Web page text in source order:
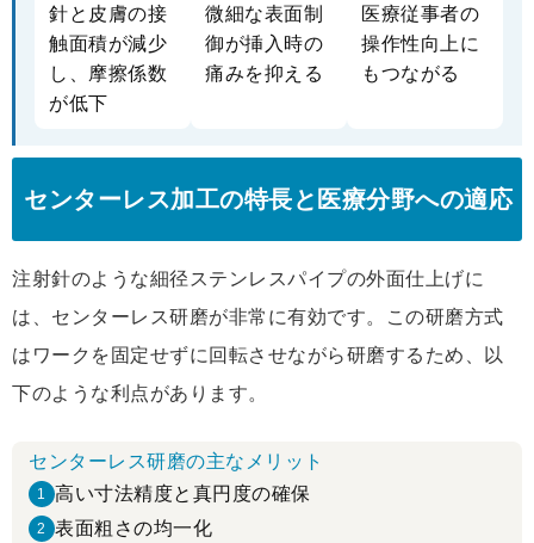
針と皮膚の接
触面積が減少
し、摩擦係数
が低下
微細な表面制
御が挿入時の
痛みを抑える
医療従事者の
操作性向上に
もつながる
センターレス加工の特長と医療分野への適応
注射針のような細径ステンレスパイプの外面仕上げに
は、センターレス研磨が非常に有効です。この研磨方式
はワークを固定せずに回転させながら研磨するため、以
下のような利点があります。
センターレス研磨の主なメリット
1 高い寸法精度と真円度の確保
2 表面粗さの均一化